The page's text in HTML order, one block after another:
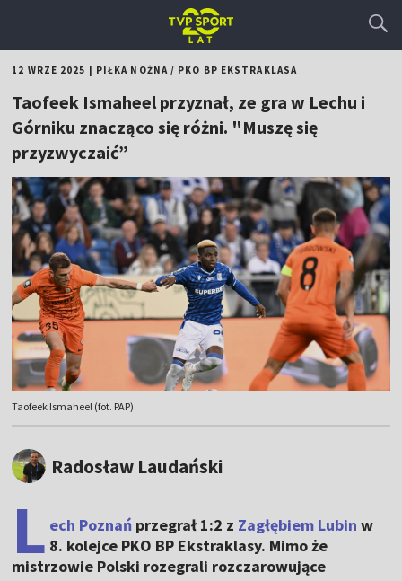
12 WRZE 2025 PIŁKA NOŻNA/ PKO BP EKSTRAKLASA
Taofeek Ismaheel przyznał, ze gra w Lechu i
Górniku znacząco się różni. "Muszę się
przyzwyczaić”
Taofeek Ismaheel (fot. PAP)
Radosław Laudański
L ech Poznań przegrał 1:2 z Zagłębiem Lubin w
8. kolejce PKO BP Ekstraklasy. Mimo że
mistrzowie Polski rozegrali rozczarowujące